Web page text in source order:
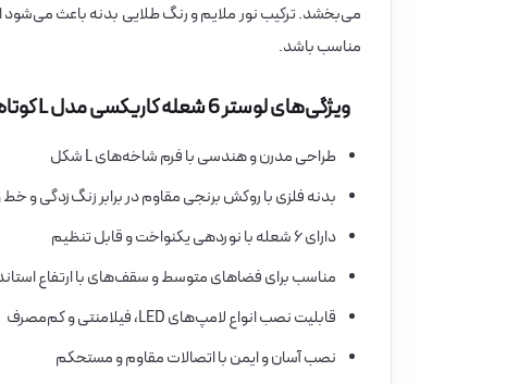
می‌بخشد. ترکیب نور ملایم و رنگ طلایی بدنه باعث می‌شود
مناسب باشد.
ویژگی‌های لوستر 6 شعله کاریکسی مدل L کوتاه برنجی
طراحی مدرن و هندسی با فرم شاخه‌های L شکل
بدنه فلزی با روکش برنجی مقاوم در برابر زنگ‌زدگی و
دارای ۶ شعله با نوردهی یکنواخت و قابل تنظیم
مناسب برای فضاهای متوسط و سقف‌های با ارتفاع
قابلیت نصب انواع لامپ‌های LED، فیلامنتی و کم‌مصرف
نصب آسان و ایمن با اتصالات مقاوم و مستحکم